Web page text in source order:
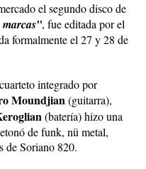
el segundo disco de
, fue editada por el
formalmente el 27 y 28 de
integrado por
Moundjian(guitarra),
(batería) hizo una
de funk, nü metal,
de Soriano 820.